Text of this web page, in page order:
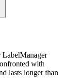
with
lasts longer than